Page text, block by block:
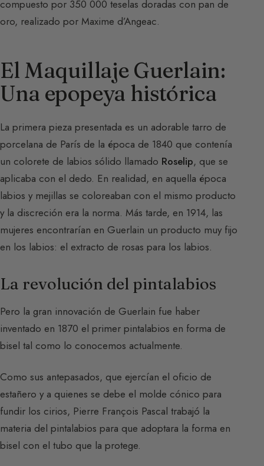
compuesto por 350 000 teselas doradas con pan de
oro, realizado por Maxime d’Angeac.
El Maquillaje Guerlain:
Una epopeya histórica
La primera pieza presentada es un adorable tarro de
porcelana de París de la época de 1840 que contenía
un colorete de labios sólido llamado Roselip, que se
aplicaba con el dedo. En realidad, en aquella época
labios y mejillas se coloreaban con el mismo producto
y la discreción era la norma. Más tarde, en 1914, las
mujeres encontrarían en Guerlain un producto muy fijo
en los labios: el extracto de rosas para los labios.
La revolución del pintalabios
Pero la gran innovación de Guerlain fue haber
inventado en 1870 el primer pintalabios en forma de
bisel tal como lo conocemos actualmente.
Como sus antepasados, que ejercían el oficio de
estañero y a quienes se debe el molde cónico para
fundir los cirios, Pierre François Pascal trabajó la
materia del pintalabios para que adoptara la forma en
bisel con el tubo que la protege.